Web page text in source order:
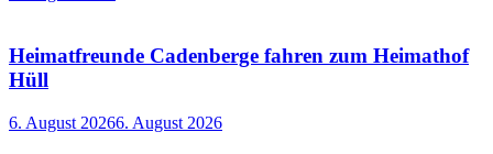
Heimatfreunde Cadenberge fahren zum Heimathof
Hüll
6. August 20266. August 2026